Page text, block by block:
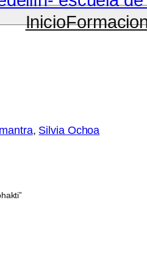
Inicio
mantra, Silvia Ochoa